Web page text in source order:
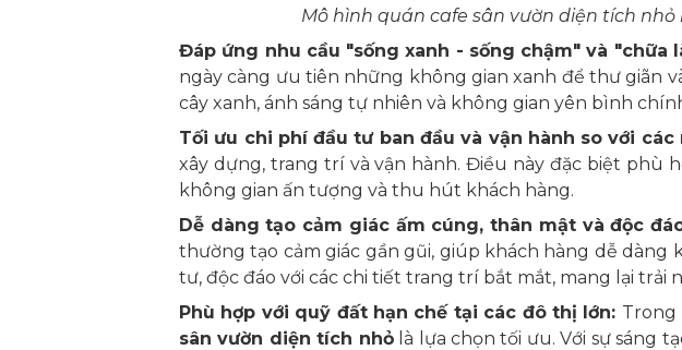
Mô hình quán cafe sân vườn diện tích
Đáp ứng nhu cầu "sống xanh - sống chậm" và "chữa
ngày càng ưu tiên những không gian xanh để thư giãn
cây xanh, ánh sáng tự nhiên và không gian yên bình
Tối ưu chi phí đầu tư ban đầu và vận hành so với các
xây dựng, trang trí và vận hành. Điều này đặc biệt phù
không gian ấn tượng và thu hút khách hàng.
Dễ dàng tạo cảm giác ấm cúng, thân mật và độc
thường tạo cảm giác gần gũi, giúp khách hàng dễ dàng
tư, độc đáo với các chi tiết trang trí bắt mắt, mang lại trải
Phù hợp với quỹ đất hạn chế tại các đô thị lớn: Trong
sân vườn diện tích nhỏlà lựa chọn tối ưu. Với sự sáng